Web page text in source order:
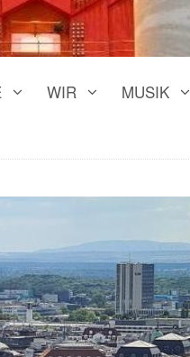
WIR MUSIK